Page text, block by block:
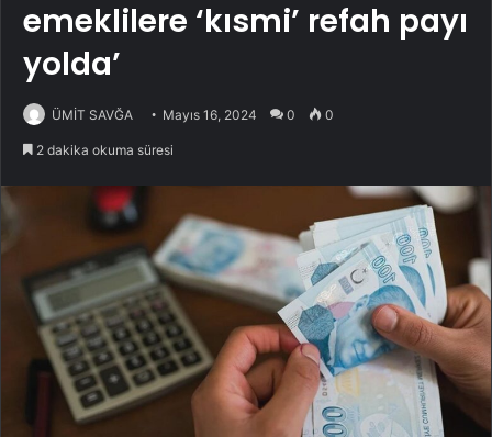
emeklilere ‘kısmi’ refah payı
yolda’
ÜMİT SAVĞA Mayıs 16, 2024 0 0
2 dakika okuma süresi